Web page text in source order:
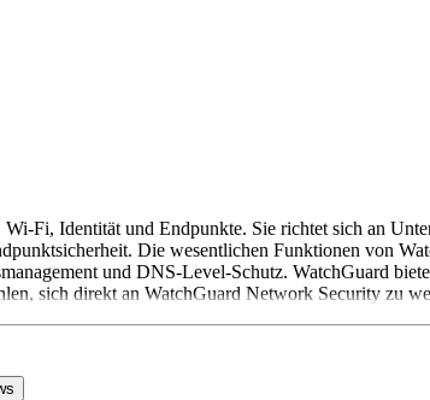
Fi, Identität und Endpunkte. Sie richtet sich an
Die wesentlichen Funktionen von
und DNS-Level-Schutz. WatchGuard
sich direkt an WatchGuard Network Security zu